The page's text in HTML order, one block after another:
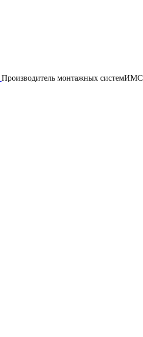
Производитель монтажных системИМС